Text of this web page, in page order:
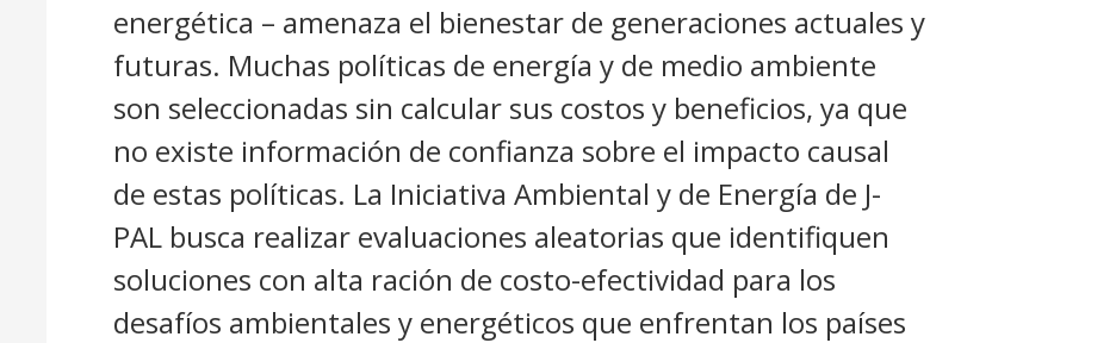
energética – amenaza el bienestar de generaciones actuales y
futuras. Muchas políticas de energía y de medio ambiente
son seleccionadas sin calcular sus costos y beneficios, ya que
no existe información de confianza sobre el impacto causal
de estas políticas. La Iniciativa Ambiental y de Energía de J-
PAL busca realizar evaluaciones aleatorias que identifiquen
soluciones con alta ración de costo-efectividad para los
desafíos ambientales y energéticos que enfrentan los países